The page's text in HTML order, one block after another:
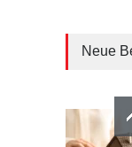
Neue